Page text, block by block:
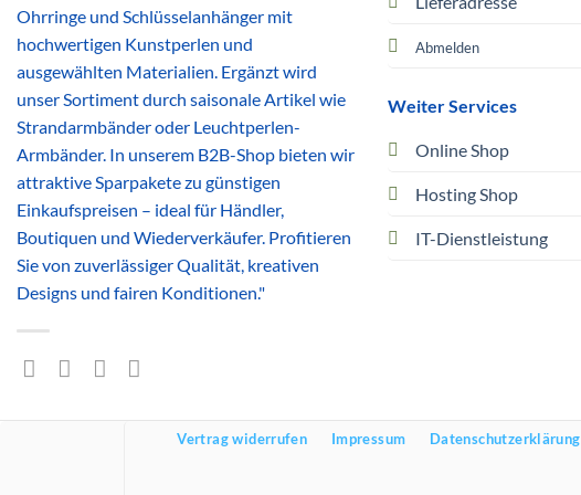
Ohrringe und Schlüsselanhänger mit
hochwertigen Kunstperlen und
ausgewählten Materialien. Ergänzt wird
unser Sortiment durch saisonale Artikel wie
Strandarmbänder oder Leuchtperlen-
Armbänder. In unserem B2B-Shop bieten wir
attraktive Sparpakete zu günstigen
Einkaufspreisen – ideal für Händler,
Boutiquen und Wiederverkäufer. Profitieren
Sie von zuverlässiger Qualität, kreativen
Designs und fairen Konditionen."
Abmelden
Weiter Services
Online Shop
Hosting Shop
IT-Dienstleistung
Vertrag widerrufen Impressum Datenschutzerklärung